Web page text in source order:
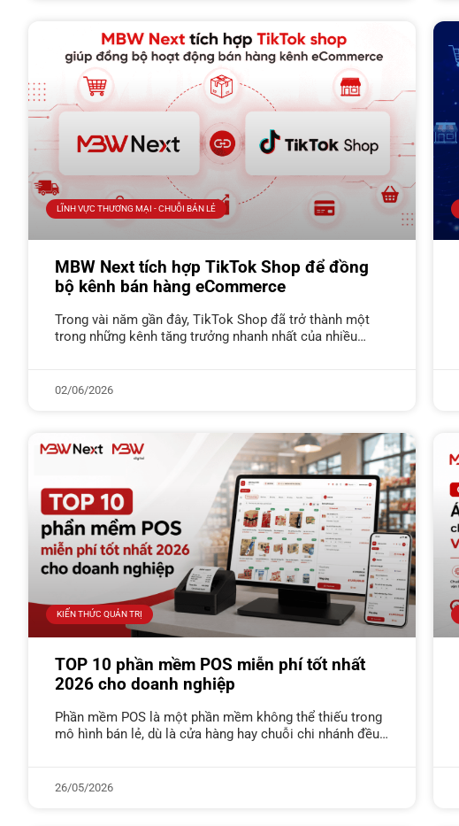
LĨNH VỰC THƯƠNG MẠI - CHUỖI BÁN LẺ
MBW Next tích hợp TikTok Shop để đồng
bộ kênh bán hàng eCommerce
Trong vài năm gần đây, TikTok Shop đã trở thành một
trong những kênh tăng trưởng nhanh nhất của nhiều
02/06/2026
KIẾN THỨC QUẢN TRỊ
TOP 10 phần mềm POS miễn phí tốt nhất
2026 cho doanh nghiệp
Phần mềm POS là một phần mềm không thể thiếu trong
mô hình bán lẻ, dù là cửa hàng hay chuỗi chi nhánh đều
26/05/2026